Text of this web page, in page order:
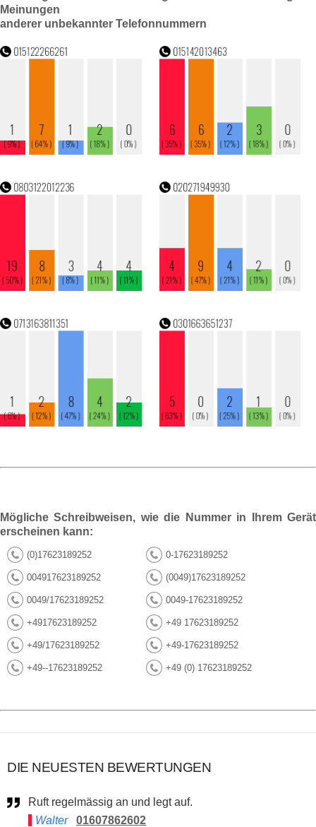
Meinungen
anderer unbekannter Telefonnummern
Mögliche Schreibweisen, wie die Nummer in Ihrem Gerät
erscheinen kann:
(0)17623189252 0-17623189252
004917623189252 (0049)17623189252
0049/17623189252 0049-17623189252
+4917623189252 +49 17623189252
+49/17623189252 +49-17623189252
+49--17623189252 +49 (0) 17623189252
DIE NEUESTEN BEWERTUNGEN
Ruft regelmässig an und legt auf.
Walter
01607862602